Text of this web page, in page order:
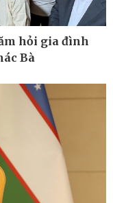
quốc tế
Việt Nam
thể thao
đấu bóng đá
hỏi gia đình
Bà